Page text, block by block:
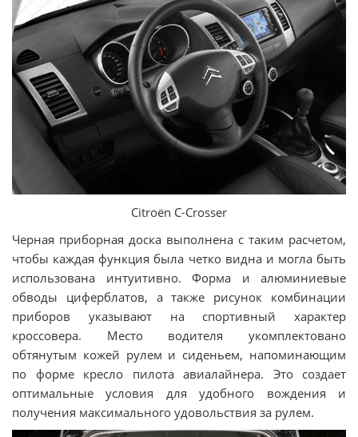
Citroёn C-Crosser
Черная приборная доска выполнена с таким расчетом,
чтобы каждая функция была четко видна и могла быть
использована интуитивно. Форма и алюминиевые
обводы циферблатов, а также рисунок комбинации
приборов указывают на спортивный характер
кроссовера. Место водителя укомплектовано
обтянутым кожей рулем и сиденьем, напоминающим
по форме кресло пилота авиалайнера. Это создает
оптимальные условия для удобного вождения и
получения максимального удовольствия за рулем.